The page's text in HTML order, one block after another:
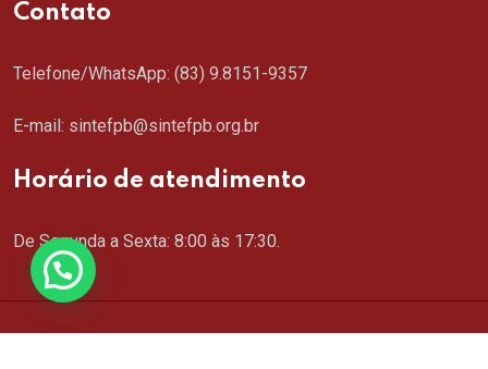
Contato
Telefone/WhatsApp: (83) 9.8151-9357
E-mail: sintefpb@sintefpb.org.br
Horário de atendimento
De Segunda a Sexta: 8:00 às 17:30.